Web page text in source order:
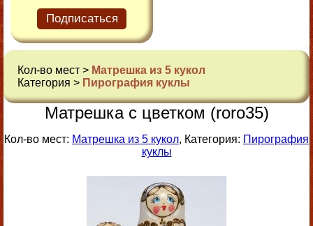
Подписаться
Кол-во мест > Матрешка из 5 кукол
Категория > Пирография куклы
Матрешка с цветком (roro35)
Кол-во мест: Матрешка из 5 кукол, Категория: Пирография
куклы